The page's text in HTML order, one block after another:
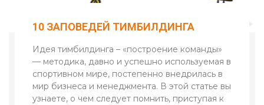
10 ЗАПОВЕДЕЙ ТИМБИЛДИНГА
Идея тимбилдинга – «построение команды»
— методика, давно и успешно используемая в
спортивном мире, постепенно внедрилась в
мир бизнеса и менеджмента. В этой статье вы
узнаете, о чем следует помнить, приступая к